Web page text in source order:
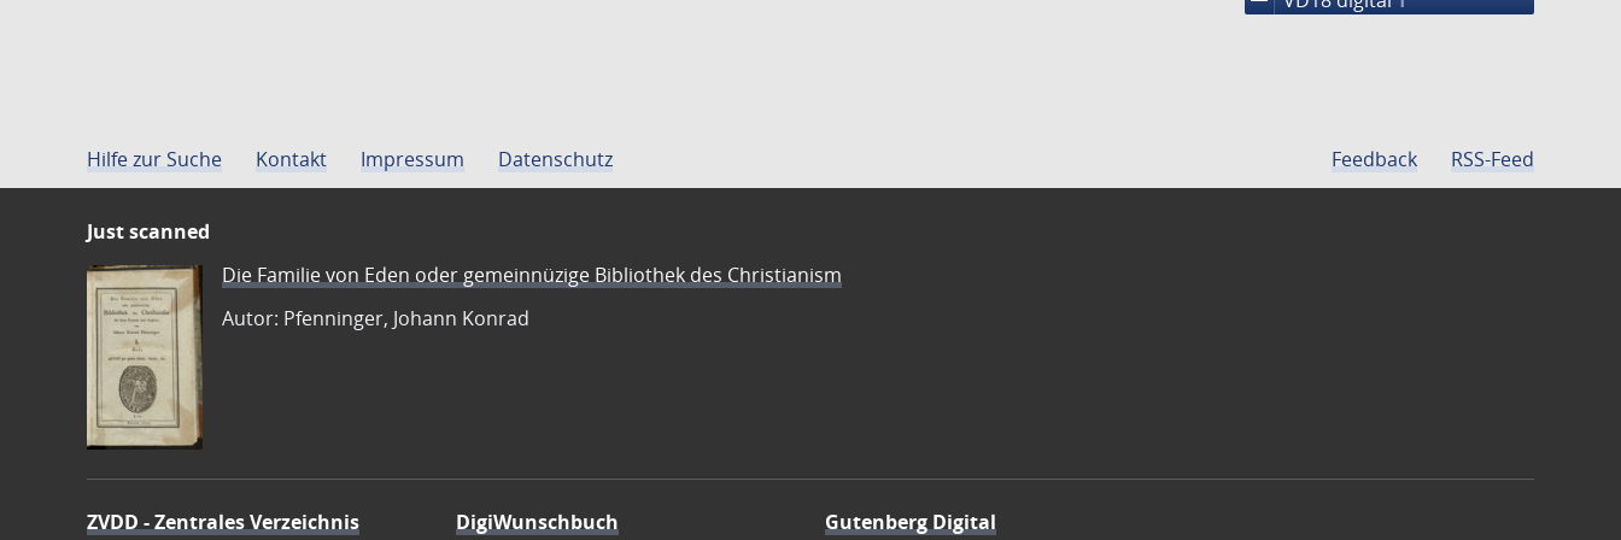
Hilfe zur Suche Kontakt Impressum Datenschutz Feedback RSS-Feed
Just scanned
Die Familie von Eden oder gemeinnüzige Bibliothek des Christianism
Autor: Pfenninger, Johann Konrad
ZVDD - Zentrales Verzeichnis
DigiWunschbuch Gutenberg Digital